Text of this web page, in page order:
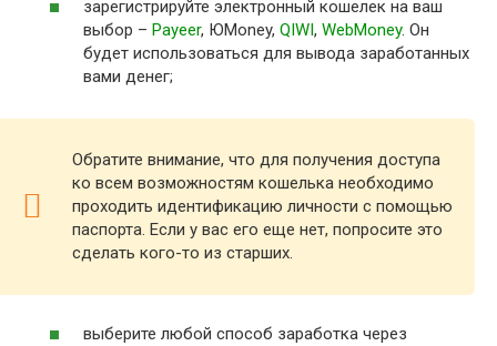
зарегистрируйте электронный кошелек на ваш
выбор – Payeer, ЮMoney, QIWI, WebMoney. Он
будет использоваться для вывода заработанных
вами денег;
Обратите внимание, что для получения доступа
ко всем возможностям кошелька необходимо
проходить идентификацию личности с помощью
паспорта. Если у вас его еще нет, попросите это
сделать кого-то из старших.
выберите любой способ заработка через